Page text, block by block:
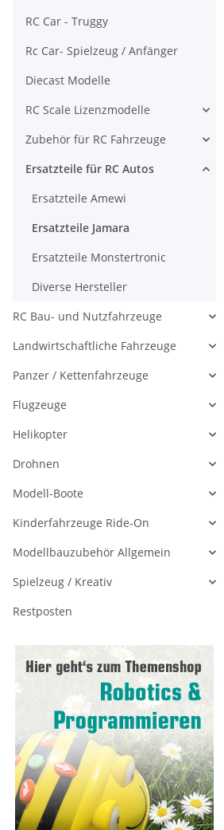
RC Car - Truggy
Rc Car- Spielzeug / Anfänger
Diecast Modelle
RC Scale Lizenzmodelle
Zubehör für RC Fahrzeuge
Ersatzteile für RC Autos
Ersatzteile Amewi
Ersatzteile Jamara
Ersatzteile Monstertronic
Diverse Hersteller
RC Bau- und Nutzfahrzeuge
Landwirtschaftliche Fahrzeuge
Panzer / Kettenfahrzeuge
Flugzeuge
Helikopter
Drohnen
Modell-Boote
Kinderfahrzeuge Ride-On
Modellbauzubehör Allgemein
Spielzeug / Kreativ
Restposten